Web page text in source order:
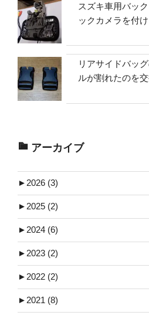
スズキ車用バッ
ックカメラを付
リアサイドバッ
ルが割れたのを
アーカイブ
► 2026 (3)
► 2025 (2)
► 2024 (6)
► 2023 (2)
► 2022 (2)
► 2021 (8)